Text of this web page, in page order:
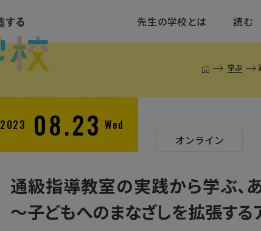
先生の学校とは 読む
T
学ぶ
2023 08.23 Wed
オンライン
通級指導教室の実践から学ぶ、
〜子どもへのまなざしを拡張する